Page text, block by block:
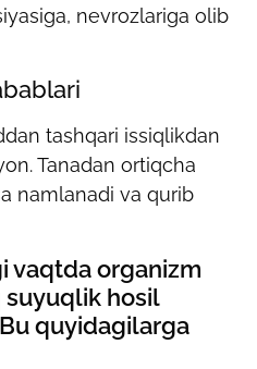
nevrozlariga olib
tashqari issiqlikdan
Tanadan ortiqcha
namlanadi va qurib
vaqtda organizm
suyuqlik hosil
quyidagilarga